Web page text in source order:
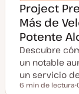
Project
Más de
Potente
Descubre
un notable
un servicio
Tiempo de
6 min de lectura